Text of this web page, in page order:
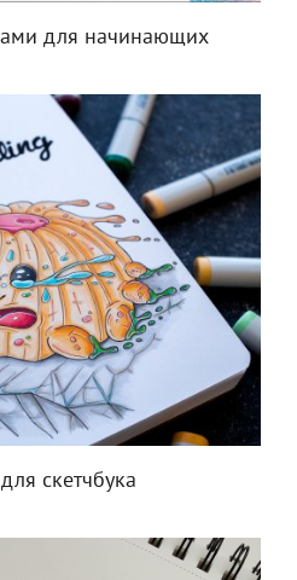
для начинающих
скетчбука